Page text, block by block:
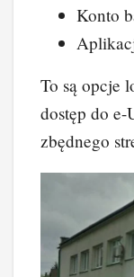
Konto
To są opcje
dostęp do e-
zbędnego